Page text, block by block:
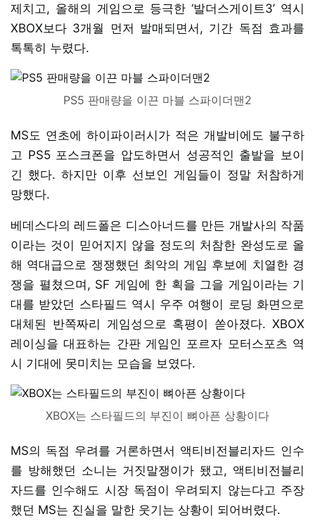
제치고, 올해의 게임으로 등극한 ‘발더스게이트3’ 역시
XBOX보다 3개월 먼저 발매되면서, 기간 독점 효과를
톡톡히 누렸다.
PS5 판매량을 이끈 마블 스파이더맨2
MS도 연초에 하이파이러시가 적은 개발비에도 불구하
고 PS5 포스크폰을 압도하면서 성공적인 출발을 보이
긴 했다. 하지만 이후 선보인 게임들이 정말 처참하게
망했다.
베데스다의 레드폴은 디스아너드를 만든 개발사의 작품
이라는 것이 믿어지지 않을 정도의 처참한 완성도로 올
해 역대급으로 쟁쟁했던 최악의 게임 후보에 치열한 경
쟁을 펼쳤으며, SF 게임에 한 획을 그을 게임이라는 기
대를 받았던 스타필드 역시 우주 여행이 로딩 화면으로
대체된 반쪽짜리 게임성으로 혹평이 쏟아졌다. XBOX
레이싱을 대표하는 간판 게임인 포르자 모터스포츠 역
시 기대에 못미치는 모습을 보였다.
XBOX는 스타필드의 부진이 뼈아픈 상황이다
MS의 독점 우려를 거론하면서 액티비전블리자드 인수
를 방해했던 소니는 거짓말쟁이가 됐고, 액티비전블리
자드를 인수해도 시장 독점이 우려되지 않는다고 주장
했던 MS는 진실을 말한 웃기는 상황이 되어버렸다.